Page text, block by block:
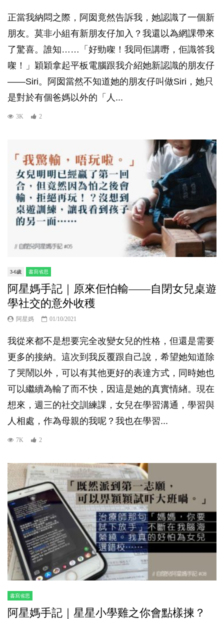
正當我納悶之際，阿囡竟然告訴我，她認識了一個新
朋友。莫非小組有新朋友仔加入？我還以為網課帶來
了驚喜。誰知……「好勁㗎！我同佢講嘢，佢識答我
㗎！」穎穎拿起平板電腦跟我介紹她新認識的朋友仔
——Siri。阿囡當然不知道她的朋友仔叫做Siri，她只
是對於有個爸媽以外的「人...
3K 2
3-6歲 書寫省思
阿星媽手記｜原來佢怕輸——自閉女兒桌遊
學社交的意外收穫
阿星媽 01/10/2021
我從來都不是想要完全改變女兒的性格，但還是需要
更多的接納。這次到我反覆跟自己說，希望她知道除
了哭鬧以外，可以有其他更好的表達方式，同時她也
可以繼續為輸了而不快，因這是她的真實情緖。現在
想來，週三的社交訓練課，女兒在學習溝通，學習與
人相處，作為母親的我呢？我也在學習...
7K 2
書寫省思
阿星媽手記｜星星小學雞之你會點樣揀？